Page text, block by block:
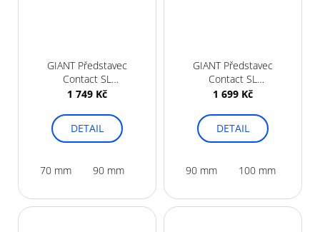
GIANT Představec
Contact SL
Aerolight 0°
1 749 Kč
DETAIL
70 mm 90 mm
GIANT Představec
Contact SL
Aerolight 10°
1 699 Kč
DETAIL
90 mm 100 mm